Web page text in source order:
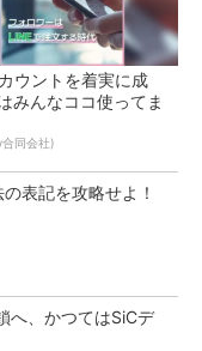
ウントを着実に成
みんなココ使ってま
同会社)
表記を攻略せよ！
へ、かつてはSiCデ